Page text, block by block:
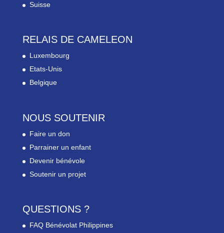
Suisse
RELAIS DE CAMELEON
Luxembourg
Etats-Unis
Belgique
NOUS SOUTENIR
Faire un don
Parrainer un enfant
Devenir bénévole
Soutenir un projet
QUESTIONS ?
FAQ Bénévolat Philippines